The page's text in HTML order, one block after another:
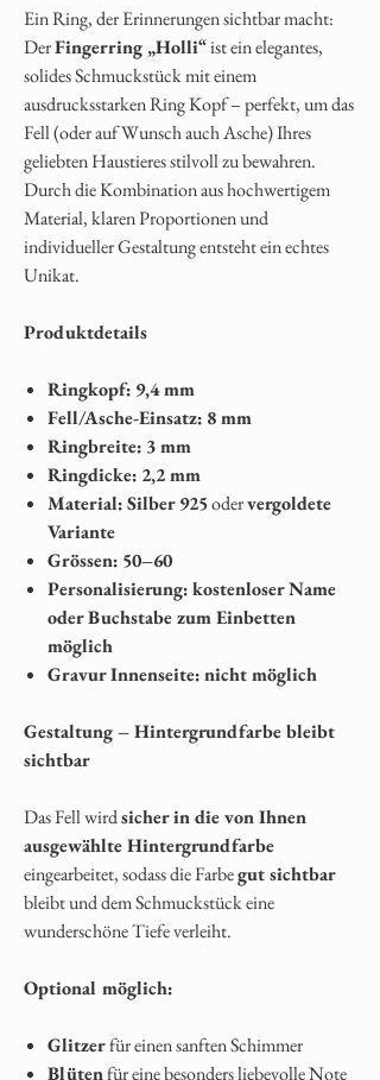
Ein Ring, der Erinnerungen sichtbar macht:
DerFingerring „Holli“ist ein elegantes,
solides Schmuckstück mit einem
ausdrucksstarken Ring Kopf – perfekt, um das
Fell (oder auf Wunsch auch Asche) Ihres
geliebten Haustieres stilvoll zu bewahren.
Durch die Kombination aus hochwertigem
Material, klaren Proportionen und
individueller Gestaltung entsteht ein echtes
Unikat.
Produktdetails
Ringkopf: 9,4 mm
Fell/Asche-Einsatz: 8 mm
Ringbreite: 3 mm
Ringdicke: 2,2 mm
Material:Silber 925odervergoldete
Variante
Grössen: 50–60
Personalisierung:kostenloser Name
oder Buchstabe zum Einbetten
möglich
Gravur Innenseite:nicht möglich
Gestaltung – Hintergrundfarbe bleibt
sichtbar
Das Fell wirdsicher in die von Ihnen
ausgewählte Hintergrundfarbe
eingearbeitet, sodass die Farbegut sichtbar
bleibt und dem Schmuckstück eine
wunderschöne Tiefe verleiht.
Optional möglich:
Glitzerfür einen sanften Schimmer
Blütenfür eine besonders liebevolle Note